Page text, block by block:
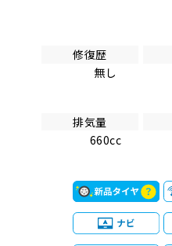
修復歴
無し
排気量
660cc